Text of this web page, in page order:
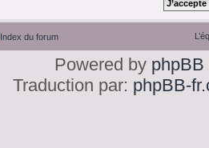
Index du forum
Powered by phpBB
Traduction par: phpBB-